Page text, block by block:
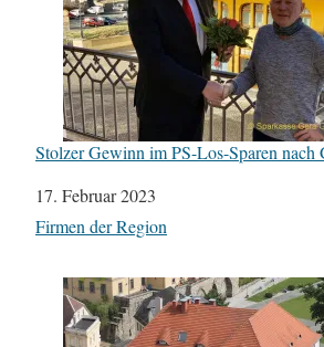
Stolzer Gewinn im PS-Los-Sparen nach
Datum
17. Februar 2023
In Bezug auf
Firmen der Region